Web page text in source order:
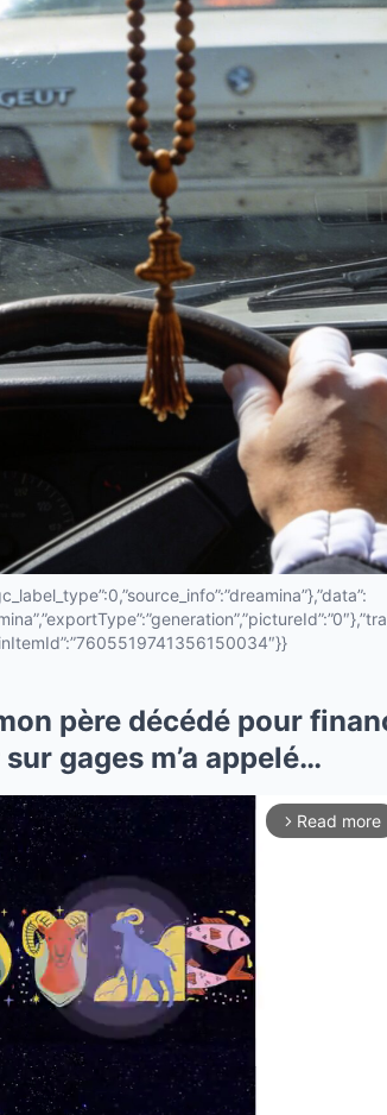
père décédé pour
gages m’a appelé…
arrow_forward_ios Read more